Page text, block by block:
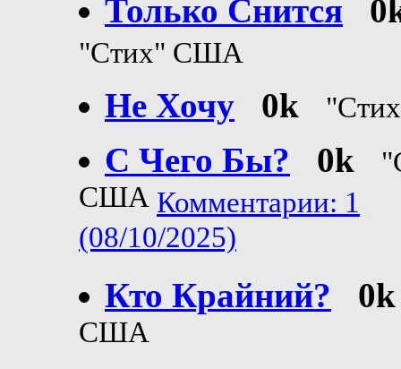
Только Снится
"Стих" США
Не Хочу 0k
С Чего Бы? 0k
США Комментарии: 1
(08/10/2025)
Кто Крайний?
0k
США